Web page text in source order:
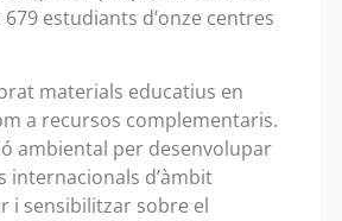
estudiants d’onze centres
materials educatius en
a recursos complementaris.
ambiental per desenvolupar
internacionals d’àmbit
i sensibilitzar sobre el